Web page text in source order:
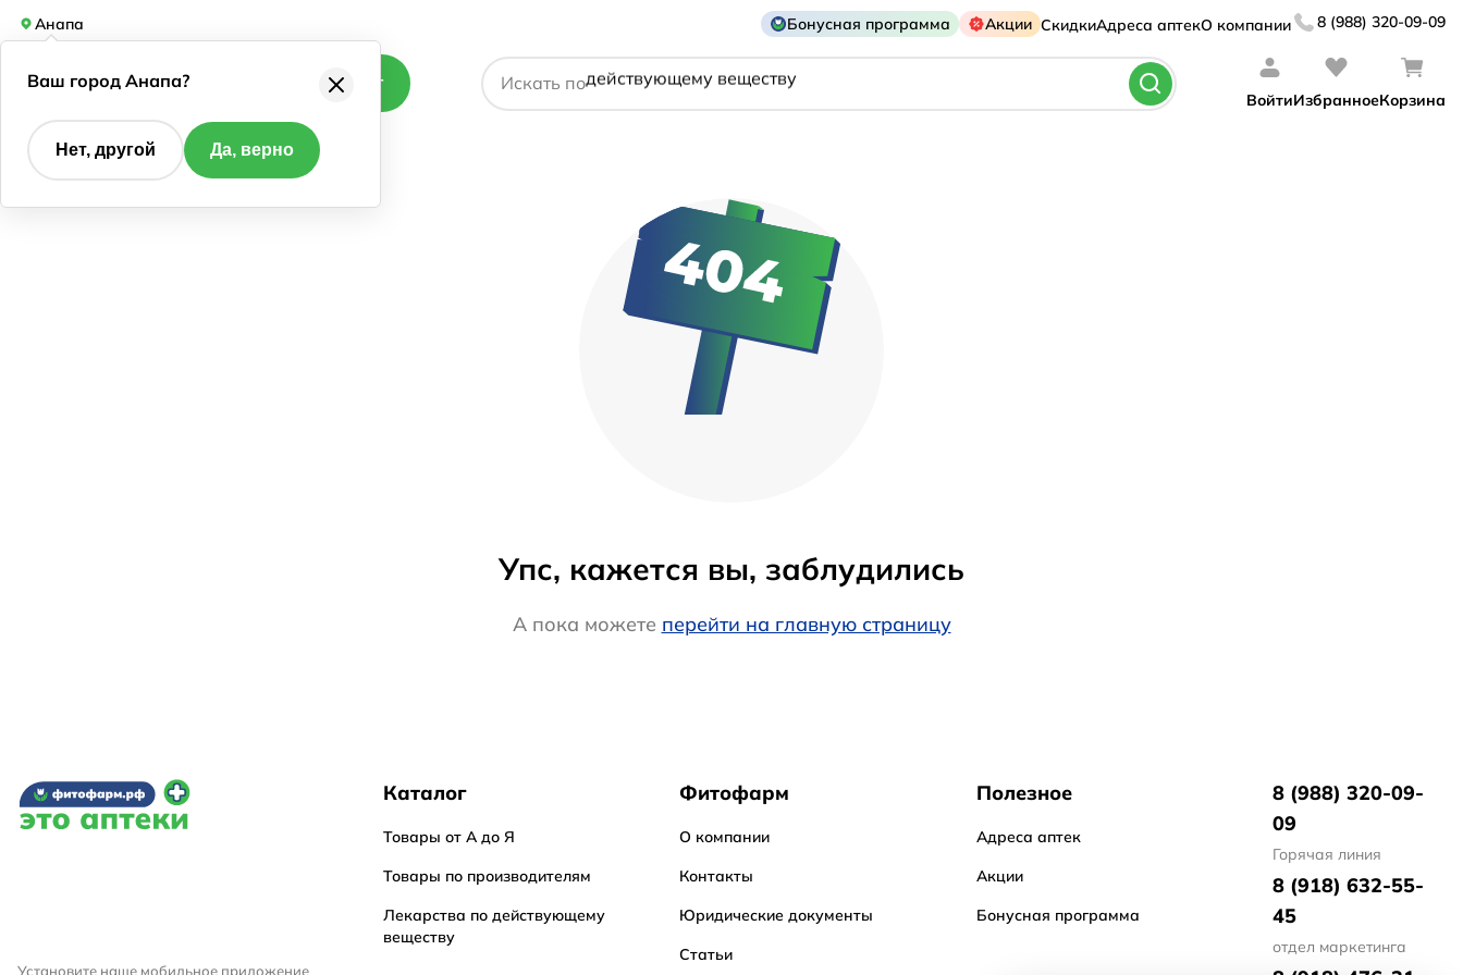
Анапа Бонусная программа Акции СкидкиАдреса аптекО компании 8 (988) 320-09-09
Каталог Искать попроизводителю
ВойтиИзбранноеКорзина
Упс, кажется вы, заблудились
А пока можете перейти на главную страницу
Установите наше мобильное приложение
Каталог
Товары от А до Я
Товары по производителям
Лекарства по действующему
веществу
Фитофарм
О компании
Контакты
Юридические документы
Статьи
Полезное
Адреса аптек
Акции
Бонусная программа
8 (988) 320-09-
09
Горячая линия
8 (918) 632-55-
45
отдел маркетинга
Ваш город Анапа?
Нет, другой Да, верно